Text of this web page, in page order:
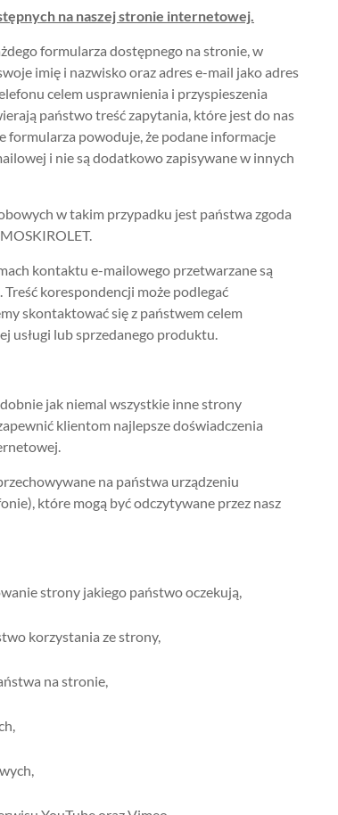
na naszej stronie internetowej.
formularza dostępnego na stronie, w
imię i nazwisko oraz adres e-mail jako adres
celem usprawnienia i przyspieszenia
państwo treść zapytania, które jest do nas
formularza powoduje, że podane informacje
i nie są dodatkowo zapisywane w innych
w takim przypadku jest państwa zgoda
kontaktu e-mailowego przetwarzane są
korespondencji może podlegać
skontaktować się z państwem celem
usługi lub sprzedanego produktu.
jak niemal wszystkie inne strony
klientom najlepsze doświadczenia
na państwa urządzeniu
które mogą być odczytywane przez nasz
strony jakiego państwo oczekują,
korzystania ze strony,
na stronie,